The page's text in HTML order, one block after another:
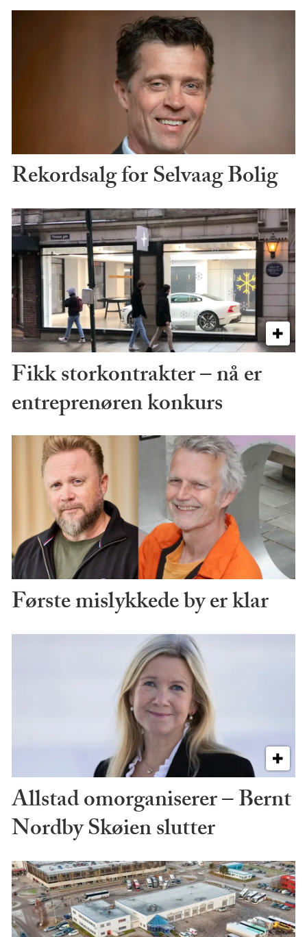
Rekordsalg for Selvaag Bolig
Fikk storkontrakter – nå er
entreprenøren konkurs
Første mislykkede by er klar
Allstad omorganiserer – Bernt
Nordby Skøien slutter